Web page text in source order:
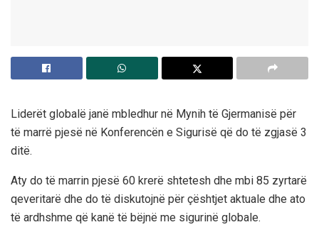
Liderët globalë janë mbledhur në Mynih të Gjermanisë për
të marrë pjesë në Konferencën e Sigurisë që do të zgjasë 3
ditë.
Aty do të marrin pjesë 60 krerë shtetesh dhe mbi 85 zyrtarë
qeveritarë dhe do të diskutojnë për çështjet aktuale dhe ato
të ardhshme që kanë të bëjnë me sigurinë globale.